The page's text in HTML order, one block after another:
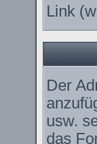
Link
Der
usw.
das